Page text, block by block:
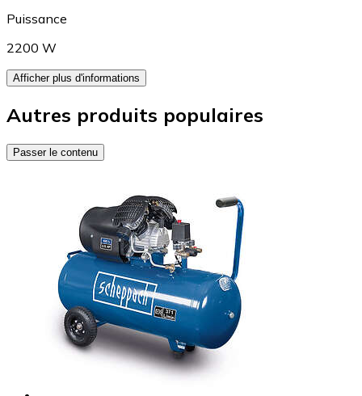
Puissance
2200 W
Afficher plus d'informations
Autres produits populaires
Passer le contenu